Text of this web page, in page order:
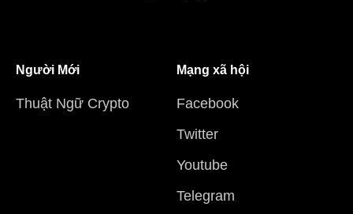
Người Mới
Thuật Ngữ Crypto
Mạng xã hội
Facebook
Twitter
Youtube
Telegram